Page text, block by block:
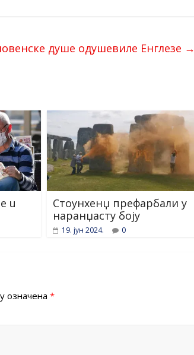
душе одушевиле Енглезе →
u
Стоунхенџ префарбали у
наранџасту боју
19. јун 2024. 0
означена *